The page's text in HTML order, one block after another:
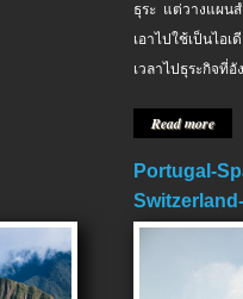
ธุระ แต่วางแผน
เอาไปใช้เป็นไอ
เวลาไปธุระกิจที่อั
Read more
Portugal-